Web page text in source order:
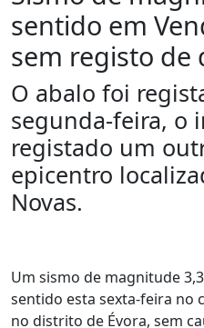
sentido em
sem registo de
O abalo foi
segunda-feira, o
registado um
epicentro
Novas.
Um sismo de magnitude
sentido esta sexta-feira no
no distrito de Évora, sem